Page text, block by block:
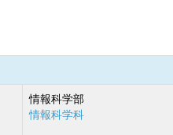
情報科学部
情報科学科